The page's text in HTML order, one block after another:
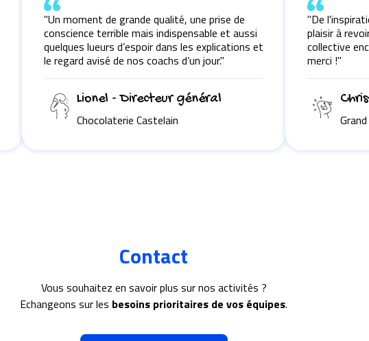
"Un moment de grande qualité, une prise de
conscience terrible mais indispensable et aussi
quelques lueurs d’espoir dans les explications et
le regard avisé de nos coachs d’un jour."
Lionel - Directeur général
Chocolaterie Castelain
"De
plaisir à
collective
merci !"
Contact
Vous souhaitez en savoir plus sur nos activités ?
Echangeons sur les besoins prioritaires de vos équipes.